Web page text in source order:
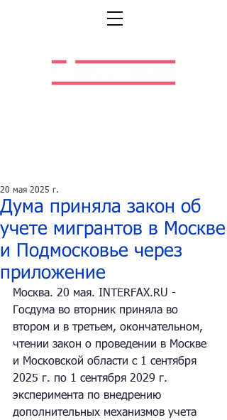
Дума приняла закон об
учете мигрантов в Москве
и Подмосковье через
приложение
20 мая 2025 г.
Москва. 20 мая. INTERFAX.RU -
Госдума во вторник приняла во
втором и в третьем, окончательном,
чтении закон о проведении в Москве
и Московской области с 1 сентября
2025 г. по 1 сентября 2029 г.
эксперимента по внедрению
дополнительных механизмов учета